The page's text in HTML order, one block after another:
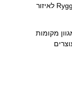
דקות אם נוסעים על כביש E6. הנסיעה בין Rygge לאיזור
מקומות